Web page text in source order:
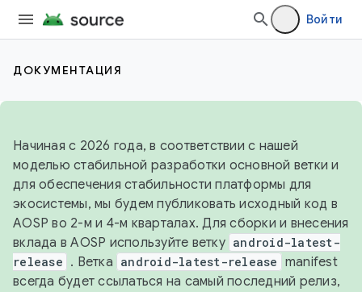
Войти
ДОКУМЕНТАЦИЯ
Начиная с 2026 года, в соответствии с нашей
моделью стабильной разработки основной ветки и
для обеспечения стабильности платформы для
экосистемы, мы будем публиковать исходный код в
AOSP во 2-м и 4-м кварталах. Для сборки и внесения
вклада в AOSP используйте ветку android-latest-
release . Ветка android-latest-release manifest
всегда будет ссылаться на самый последний релиз,